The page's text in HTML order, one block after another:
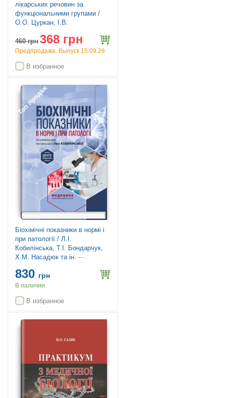
лікарських речовин за
функціональними групами /
О.О. Цуркан, І.В.
Глушаченко. — 4-е видання
460грн 368 грн
Предпродажа. Выпуск 15.09.26
В избранное
Топ продаж
Біохімічні показники в нормі і
при патології / Л.I.
Кобилінська, Т.I. Бондарчук,
Х.М. Насадюк та ін. — 2-е
830 грн
В наличии
В избранное